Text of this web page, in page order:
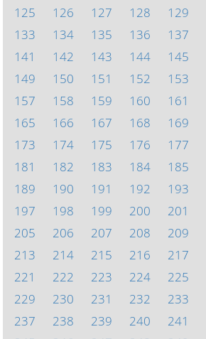
125
126 127 128 129
133
134 135 136 137
141
142 143 144 145
149
150 151 152 153
157
158 159 160 161
165
166 167 168 169
173
174 175 176 177
181
182 183 184 185
189
190 191 192 193
197
198 199 200 201
205
206 207 208 209
213
214 215 216 217
221
222 223 224 225
229
230 231 232 233
237
238 239 240 241